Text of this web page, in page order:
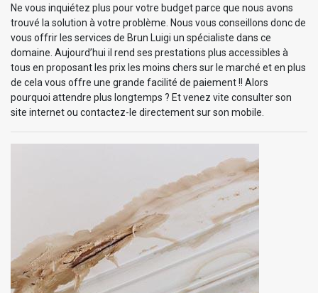
Ne vous inquiétez plus pour votre budget parce que nous avons
trouvé la solution à votre problème. Nous vous conseillons donc de
vous offrir les services de Brun Luigi un spécialiste dans ce
domaine. Aujourd’hui il rend ses prestations plus accessibles à
tous en proposant les prix les moins chers sur le marché et en plus
de cela vous offre une grande facilité de paiement !! Alors
pourquoi attendre plus longtemps ? Et venez vite consulter son
site internet ou contactez-le directement sur son mobile.